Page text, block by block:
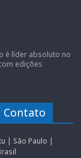
é líder absoluto no
edições
Contato
| São Paulo |